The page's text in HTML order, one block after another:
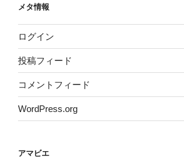
メタ情報
ログイン
投稿フィード
コメントフィード
WordPress.org
アマビエ